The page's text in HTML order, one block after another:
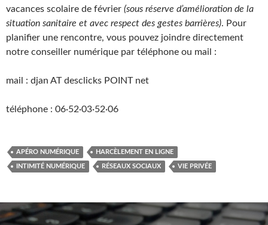
vacances scolaire de février (sous réserve d’amélioration de la
situation sanitaire et avec respect des gestes barrières). Pour
planifier une rencontre, vous pouvez joindre directement
notre conseiller numérique par téléphone ou mail :
mail : djan AT desclicks POINT net
téléphone : 06·52·03·52·06
APÉRO NUMÉRIQUE HARCÈLEMENT EN LIGNE
INTIMITÉ NUMÉRIQUE RÉSEAUX SOCIAUX VIE PRIVÉE